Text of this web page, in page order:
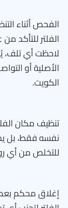
الفحص أثناء
الفلتر
لاحظت أي تلف،
الأصلية أو
الكويت.
تنظيف مكان
نفسه فقط، بل
للتخلص من أي
إغلاق محكم